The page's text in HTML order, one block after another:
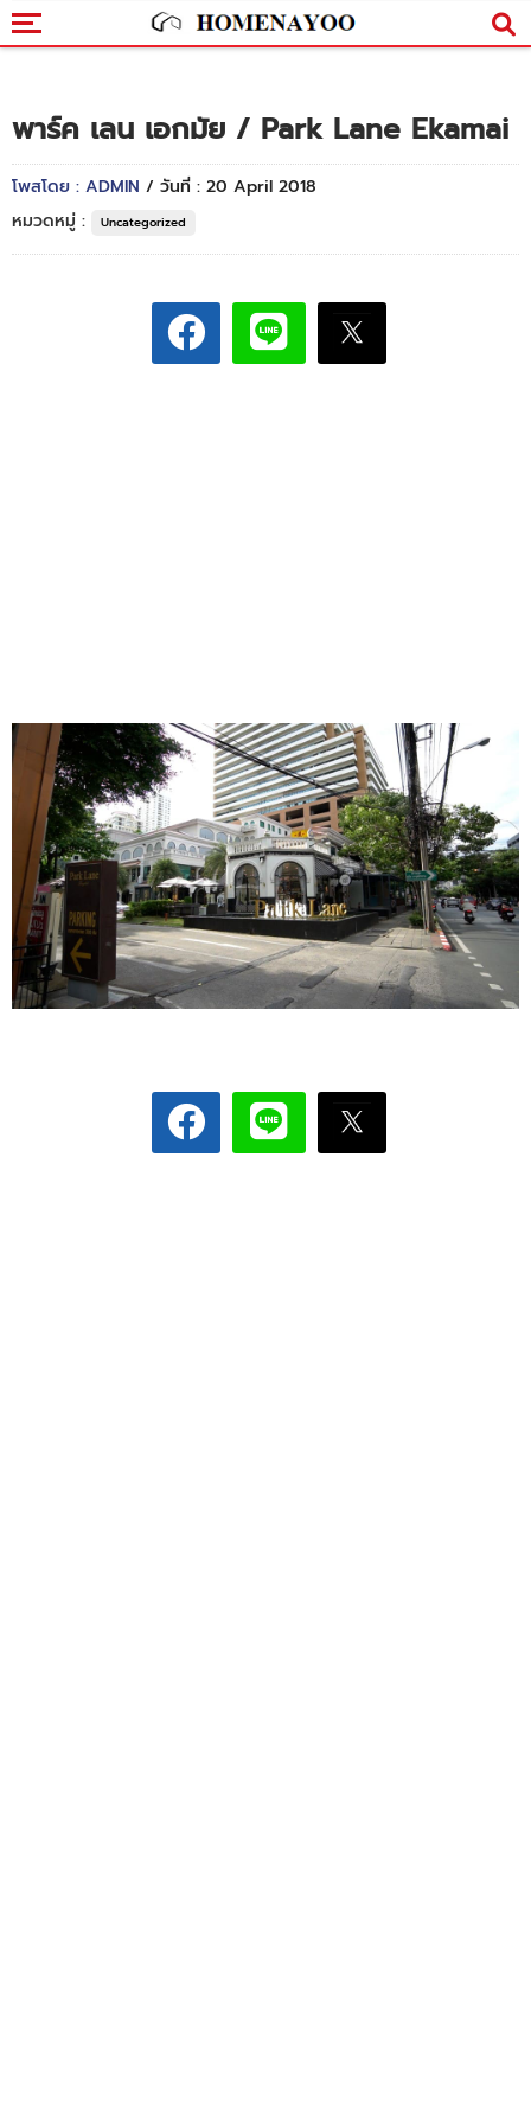
พาร์ค เลน เอกมัย / Park Lane Ekamai
โพสโดย : ADMIN / วันที่ : 20 April 2018
หมวดหมู่ :
Uncategorized